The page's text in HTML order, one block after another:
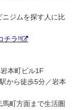
ジムを探す人に比
チラ!!
本町ビル1F
から徒歩5分／岩本
町方面まで生活圏